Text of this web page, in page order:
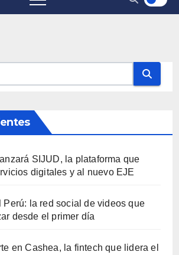
SIJUD, la plataforma que
digitales y al nuevo EJE
la red social de videos que
desde el primer día
en Cashea, la fintech que lidera el